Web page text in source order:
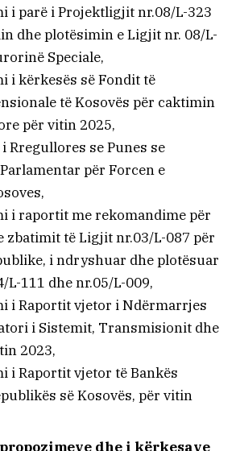
i parë i Projektligjit nr.08/L-323
dhe plotësimin e Ligjit nr. 08/L-
Speciale,
kërkesës së Fondit të
të Kosovës për caktimin
për vitin 2025,
se Punes se
për Forcen e
i raportit me rekomandime për
zbatimit të Ligjit nr.03/L-087 për
i ndryshuar dhe plotësuar
L-111 dhe nr.05/L-009,
i Raportit vjetor i Ndërmarrjes
i Sistemit, Transmisionit dhe
2023,
Raportit vjetor të Bankës
së Kosovës, për vitin
dhe i kërkesave